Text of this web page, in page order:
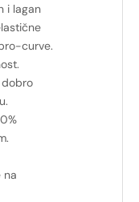
i lagan
curve.
dobro
na